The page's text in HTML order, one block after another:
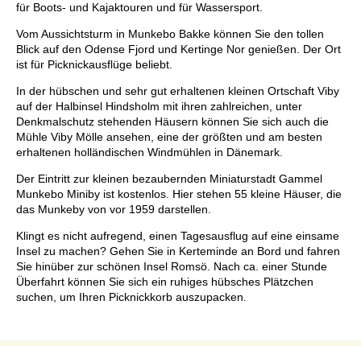
für Boots- und Kajaktouren und für Wassersport.
Vom Aussichtsturm in Munkebo Bakke können Sie den tollen
Blick auf den Odense Fjord und Kertinge Nor genießen. Der Ort
ist für Picknickausflüge beliebt.
In der hübschen und sehr gut erhaltenen kleinen Ortschaft Viby
auf der Halbinsel Hindsholm mit ihren zahlreichen, unter
Denkmalschutz stehenden Häusern können Sie sich auch die
Mühle Viby Mölle ansehen, eine der größten und am besten
erhaltenen holländischen Windmühlen in Dänemark.
Der Eintritt zur kleinen bezaubernden Miniaturstadt Gammel
Munkebo Miniby ist kostenlos. Hier stehen 55 kleine Häuser, die
das Munkeby von vor 1959 darstellen.
Klingt es nicht aufregend, einen Tagesausflug auf eine einsame
Insel zu machen? Gehen Sie in Kerteminde an Bord und fahren
Sie hinüber zur schönen Insel Romsö. Nach ca. einer Stunde
Überfahrt können Sie sich ein ruhiges hübsches Plätzchen
suchen, um Ihren Picknickkorb auszupacken.